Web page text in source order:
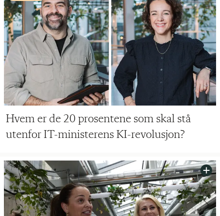
Hvem er de 20 prosentene som skal stå
utenfor IT-ministerens KI-revolusjon?